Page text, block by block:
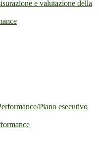
e valutazione della
Piano esecutivo